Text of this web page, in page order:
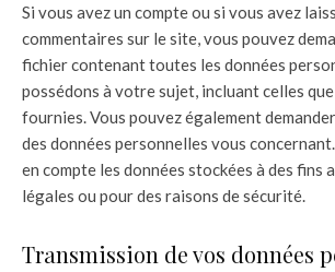
Si vous avez un compte ou si vous avez
commentaires sur le site, vous pouvez
fichier contenant toutes les données
possédons à votre sujet, incluant celles
fournies. Vous pouvez également
des données personnelles vous
en compte les données stockées à des fins
légales ou pour des raisons de sécurité.
Transmission de vos données